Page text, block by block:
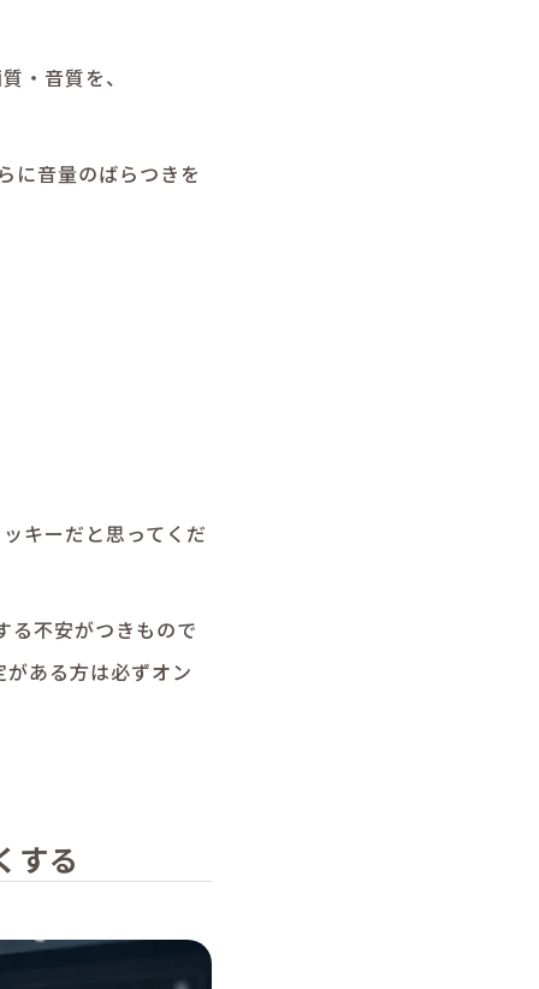
・音質を、
に音量のばらつきを
キーだと思ってくだ
る不安がつきもので
ある方は必ずオン
する